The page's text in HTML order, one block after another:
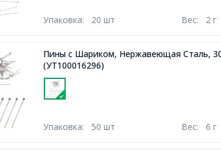
Упаковка: 20 шт Вес: 2 г
Пины с Шариком, Нержавеющая Сталь,
(УТ100016296)
Упаковка: 50 шт Вес: 6 г